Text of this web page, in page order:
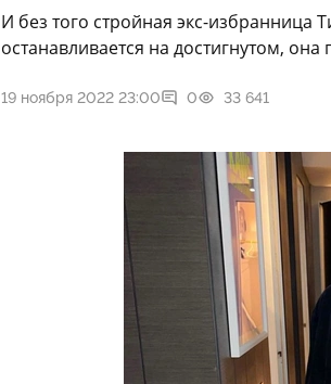
И без того стройная экс-избранница
останавливается на достигнутом,
19 ноября 2022 23:00 0 33 641